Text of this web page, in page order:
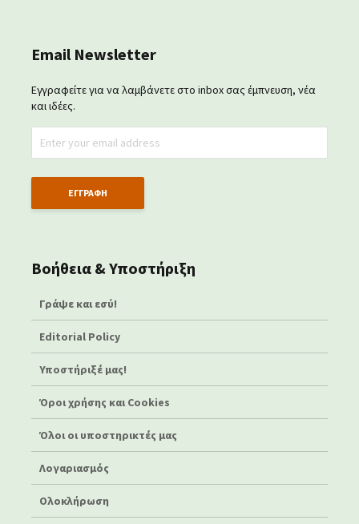
Email Newsletter
Εγγραφείτε για να λαμβάνετε στο inbox σας έμπνευση, νέα
και ιδέες.
Βοήθεια & Υποστήριξη
Γράψε και εσύ!
Editorial Policy
Υποστήριξέ μας!
Όροι χρήσης και Cookies
Όλοι οι υποστηρικτές μας
Λογαριασμός
Ολοκλήρωση